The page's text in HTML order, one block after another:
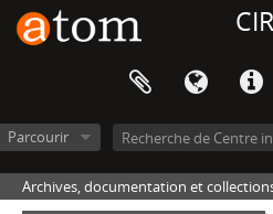
Parcourir
Archives, documentation et